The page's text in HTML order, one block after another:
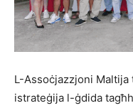
L-Assoċjazzjoni
istrateġija l-ġdida